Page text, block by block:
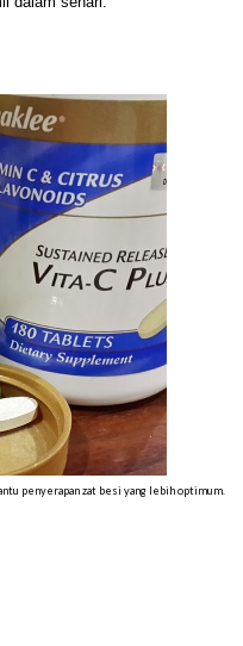
penyerapan zat besi yang lebih optimum.